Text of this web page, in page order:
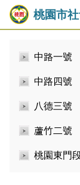
桃園市
中路一號
中路四號
八德三號
蘆竹二號
桃園東門